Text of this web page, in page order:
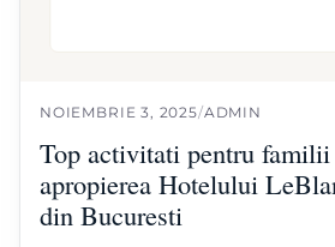
NOIEMBRIE 3, 2025/ADMIN
Top activitati pentru
apropierea Hotelului
din Bucuresti